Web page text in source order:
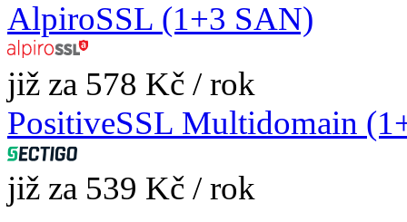
AlpiroSSL (1+3 SAN)
již za 578 Kč / rok
PositiveSSL Multidomain
již za 539 Kč / rok